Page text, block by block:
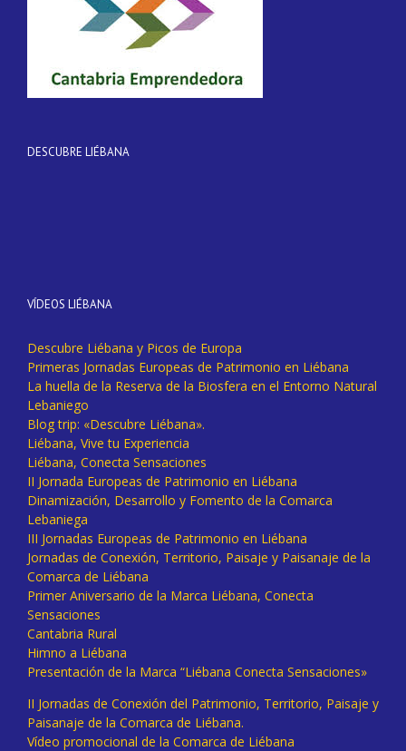
DESCUBRE LIÉBANA
VÍDEOS LIÉBANA
Descubre Liébana y Picos de Europa
Primeras Jornadas Europeas de Patrimonio en Liébana
La huella de la Reserva de la Biosfera en el Entorno Natural
Lebaniego
Blog trip: «Descubre Liébana».
Liébana, Vive tu Experiencia
Liébana, Conecta Sensaciones
II Jornada Europeas de Patrimonio en Liébana
Dinamización, Desarrollo y Fomento de la Comarca
Lebaniega
III Jornadas Europeas de Patrimonio en Liébana
Jornadas de Conexión, Territorio, Paisaje y Paisanaje de la
Comarca de Liébana
Primer Aniversario de la Marca Liébana, Conecta
Sensaciones
Cantabria Rural
Himno a Liébana
Presentación de la Marca “Liébana Conecta Sensaciones»
II Jornadas de Conexión del Patrimonio, Territorio, Paisaje y
Paisanaje de la Comarca de Liébana.
Vídeo promocional de la Comarca de Liébana